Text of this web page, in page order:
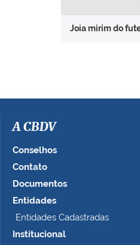
Joia mirim do
A CBDV
Conselhos
Contato
Documentos
Entidades
Entidades Cadastradas
Institucional